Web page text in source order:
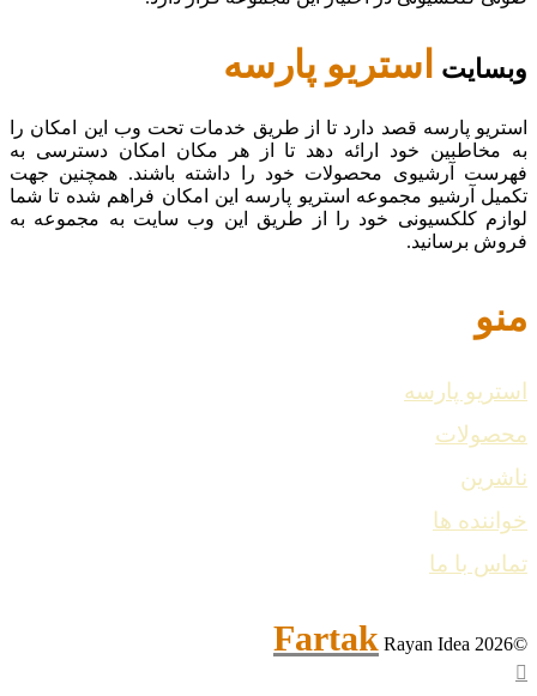
وبسایت استریو پارسه
استریو پارسه قصد دارد تا از طریق خدمات تحت وب این امکان را
به مخاطبین خود ارائه دهد تا از هر مکان امکان دسترسی به
فهرست آرشیوی محصولات خود را داشته باشند. همچنین جهت
تکمیل آرشیو مجموعه استریو پارسه این امکان فراهم شده تا شما
لوازم کلکسیونی خود را از طریق این وب سایت به مجموعه به
فروش برسانید.
منو
استریو پارسه
محصولات
ناشرین
خواننده ها
تماس با ما
©2026
FartakRayan Idea